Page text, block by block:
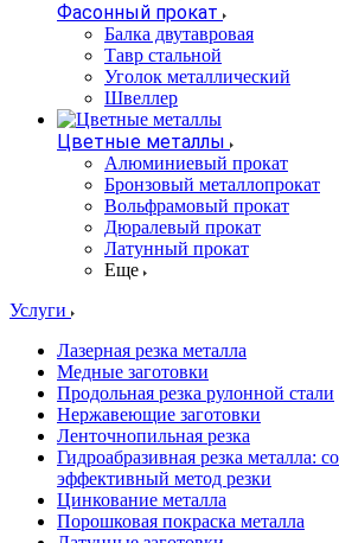
Фасонный прокат
Балка двутавровая
Тавр стальной
Уголок металлический
Швеллер
Цветные металлы
Алюминиевый прокат
Бронзовый металлопрокат
Вольфрамовый прокат
Дюралевый прокат
Латунный прокат
Еще
Услуги
Лазерная резка металла
Медные заготовки
Продольная резка рулонной стали
Нержавеющие заготовки
Ленточнопильная резка
Гидроабразивная резка металла:
эффективный метод резки
Цинкование металла
Порошковая покраска металла